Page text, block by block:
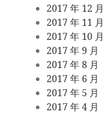
2017 年 12 月
2017 年 11 月
2017 年 10 月
2017 年 9 月
2017 年 8 月
2017 年 6 月
2017 年 5 月
2017 年 4 月